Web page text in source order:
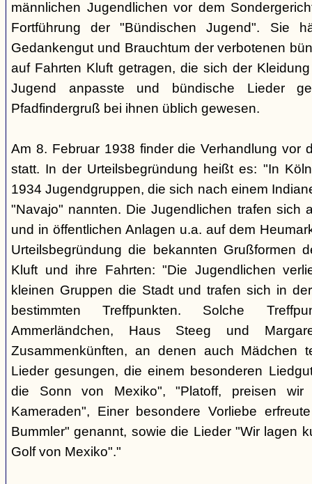
männlichen Jugendlichen vor dem
Fortführung der "Bündischen Jugend". Sie
Gedankengut und Brauchtum der verbotenen
auf Fahrten Kluft getragen, die sich der
Jugend anpasste und bündische Lieder
Pfadfindergruß bei ihnen üblich gewesen.
Am 8. Februar 1938 finder die Verhandlung vor
statt. In der Urteilsbegründung heißt es: "In
1934 Jugendgruppen, die sich nach einem
"Navajo" nannten. Die Jugendlichen trafen sich
und in öffentlichen Anlagen u.a. auf dem
Urteilsbegründung die bekannten Grußformen
Kluft und ihre Fahrten: "Die Jugendlichen
kleinen Gruppen die Stadt und trafen sich in
bestimmten Treffpunkten. Solche
Ammerländchen, Haus Steeg und
Zusammenkünften, an denen auch Mädchen
Lieder gesungen, die einem besonderen
die Sonn von Mexiko", "Platoff, preisen
Kameraden", Einer besondere Vorliebe
Bummler" genannt, sowie die Lieder "Wir lagen
Golf von Mexiko"."